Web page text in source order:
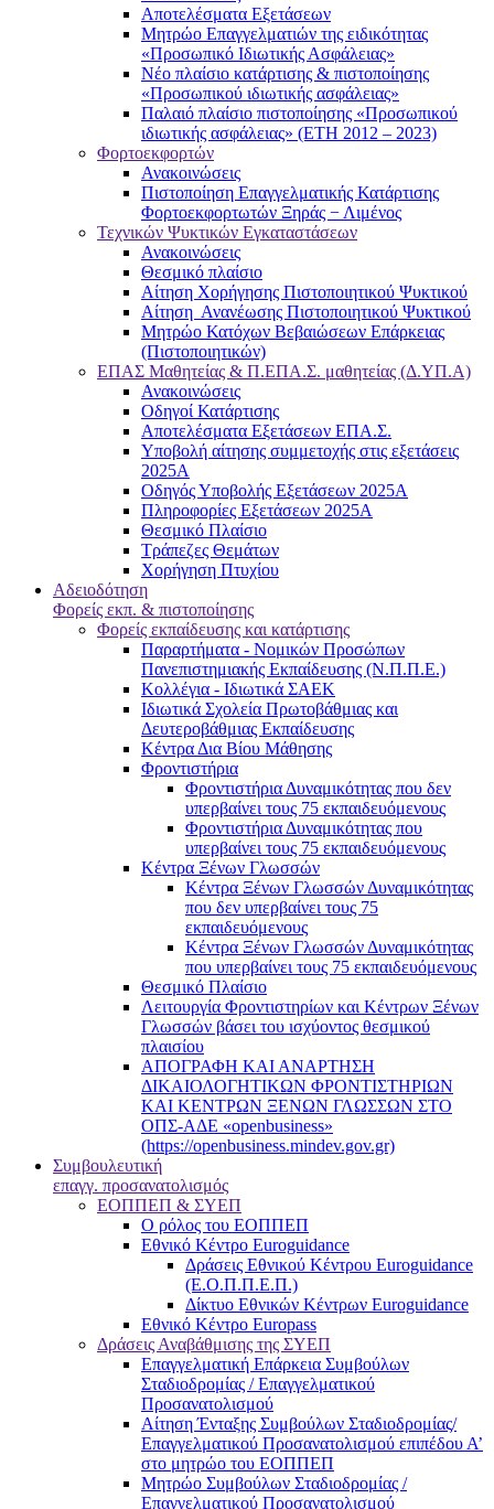
Αποτελέσματα Εξετάσεων
Μητρώο Επαγγελματιών της ειδικότητας
«Προσωπικό Ιδιωτικής Ασφάλειας»
Νέο πλαίσιο κατάρτισης & πιστοποίησης
«Προσωπικού ιδιωτικής ασφάλειας»
Παλαιό πλαίσιο πιστοποίησης «Προσωπικού
ιδιωτικής ασφάλειας» (ΕΤΗ 2012 – 2023)
Φορτοεκφορτών
Ανακοινώσεις
Πιστοποίηση Επαγγελματικής Κατάρτισης
Φορτοεκφορτωτών Ξηράς − Λιμένος
Τεχνικών Ψυκτικών Εγκαταστάσεων
Ανακοινώσεις
Θεσμικό πλαίσιο
Αίτηση Χορήγησης Πιστοποιητικού Ψυκτικού
Αίτηση Ανανέωσης Πιστοποιητικού Ψυκτικού
Μητρώο Κατόχων Βεβαιώσεων Επάρκειας
(Πιστοποιητικών)
ΕΠΑΣ Μαθητείας & Π.ΕΠΑ.Σ. μαθητείας (Δ.ΥΠ.Α)
Ανακοινώσεις
Oδηγοί Κατάρτισης
Αποτελέσματα Εξετάσεων ΕΠΑ.Σ.
Υποβολή αίτησης συμμετοχής στις εξετάσεις
2025Α
Οδηγός Υποβολής Εξετάσεων 2025A
Πληροφορίες Εξετάσεων 2025Α
Θεσμικό Πλαίσιο
Τράπεζες Θεμάτων
Χορήγηση Πτυχίου
Αδειοδότηση
Φορείς εκπ. & πιστοποίησης
Φορείς εκπαίδευσης και κατάρτισης
Παραρτήματα - Νομικών Προσώπων
Πανεπιστημιακής Εκπαίδευσης (Ν.Π.Π.Ε.)
Κολλέγια - Ιδιωτικά ΣΑΕΚ
Ιδιωτικά Σχολεία Πρωτοβάθμιας και
Δευτεροβάθμιας Εκπαίδευσης
Κέντρα Δια Βίου Μάθησης
Φροντιστήρια
Φροντιστήρια Δυναμικότητας που δεν
υπερβαίνει τους 75 εκπαιδευόμενους
Φροντιστήρια Δυναμικότητας που
υπερβαίνει τους 75 εκπαιδευόμενους
Κέντρα Ξένων Γλωσσών
Kέντρα Ξένων Γλωσσών Δυναμικότητας
που δεν υπερβαίνει τους 75
εκπαιδευόμενους
Kέντρα Ξένων Γλωσσών Δυναμικότητας
που υπερβαίνει τους 75 εκπαιδευόμενους
Θεσμικό Πλαίσιο
Λειτουργία Φροντιστηρίων και Κέντρων Ξένων
Γλωσσών βάσει του ισχύοντος θεσμικού
πλαισίου
ΑΠΟΓΡΑΦΗ ΚΑΙ ΑΝΑΡΤΗΣΗ
ΔΙΚΑΙΟΛΟΓΗΤΙΚΩΝ ΦΡΟΝΤΙΣΤΗΡΙΩΝ
ΚΑΙ ΚΕΝΤΡΩΝ ΞΕΝΩΝ ΓΛΩΣΣΩΝ ΣΤΟ
ΟΠΣ-ΑΔΕ «openbusiness»
(https://openbusiness.mindev.gov.gr)
Συμβουλευτική
επαγγ. προσανατολισμός
ΕΟΠΠΕΠ & ΣΥΕΠ
Ο ρόλος του ΕΟΠΠΕΠ
Εθνικό Κέντρο Euroguidance
Δράσεις Εθνικού Κέντρου Euroguidance
(Ε.Ο.Π.Π.Ε.Π.)
Δίκτυο Εθνικών Κέντρων Euroguidance
Εθνικό Κέντρο Europass
Δράσεις Αναβάθμισης της ΣΥΕΠ
Επαγγελματική Επάρκεια Συμβούλων
Σταδιοδρομίας / Επαγγελματικού
Προσανατολισμού
Αίτηση Ένταξης Συμβούλων Σταδιοδρομίας/
Επαγγελματικού Προσανατολισμού επιπέδου Α’
στο μητρώο του ΕΟΠΠΕΠ
Μητρώο Συμβούλων Σταδιοδρομίας /
Επαγγελματικού Προσανατολισμού